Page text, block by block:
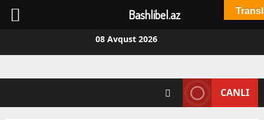
08 Avqust 2026
CANLI
Bashlibel.az